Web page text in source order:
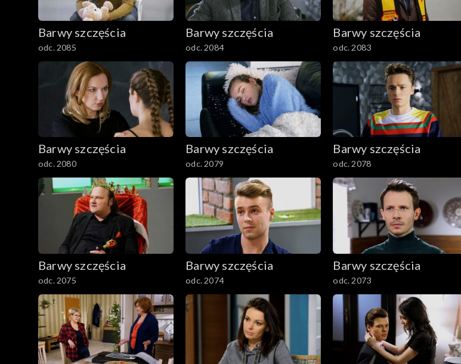
1901–2000
1801–1900
1701–1800
1601–1700
1501–1600
1401–1500
1301–1400
1201–1300
1101–1200
1001–1100
901–1000
801–900
Barwy szczęścia
odc. 2085
Barwy szczęścia
odc. 2084
Barwy szczęścia
odc. 2083
Barwy szczęścia
odc. 2080
Barwy szczęścia
odc. 2079
Barwy szczęścia
odc. 2078
Barwy szczęścia
odc. 2075
Barwy szczęścia
odc. 2074
Barwy szczęścia
odc. 2073